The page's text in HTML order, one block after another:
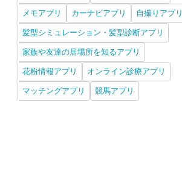
メモアプリ カーナビアプリ 自撮りアプリ
髪型シミュレーション・髪型診断アプリ
家族や友達の居場所を知るアプリ
花粉情報アプリ オンライン診療アプリ
マッチングアプリ 競馬アプリ